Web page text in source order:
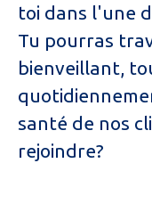
toi dans l'une
Tu pourras
bienveillant,
santé de nos
rejoindre?